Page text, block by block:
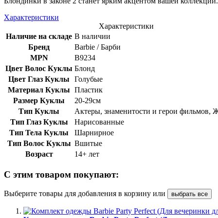
Характеристики
Характеристики
Наличие на складе В наличии
Бренд
Barbie / Барби
MPN
B9234
Цвет Волос Куклы Блонд
Цвет Глаз Куклы
Голубые
Материал Куклы Пластик
Размер Куклы
20-29см
Тип Куклы
Актеры, знаменитости и герои фильмов,
Тип Глаз Куклы
Нарисованные
Тип Тела Куклы
Шарнирное
Тип Волос Куклы Вшитые
Возраст
14+ лет
С этим товаром покупают:
Выберите товары для добавления в корзину или выбрать все